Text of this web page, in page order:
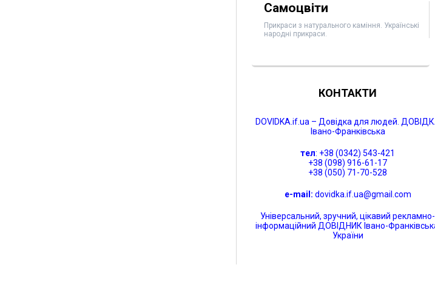
Самоцвіти
Прикраси з натурального каміння. Українські
народні прикраси.
КОНТАКТИ
DOVIDKA.if.ua – Довідка для людей.
Івано-Франківська
тел: +38 (0342) 543-421
+38 (098) 916-61-17
+38 (050) 71-70-528
e-mail: dovidka.if.ua@gmail.com
Універсальний, зручний, цікавий рекламно-
інформаційний ДОВІДНИК Івано-
України